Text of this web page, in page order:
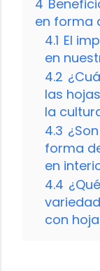
4
en forma
4.1 El
en
4.2
las
la
4.3
forma
en
4.4
con